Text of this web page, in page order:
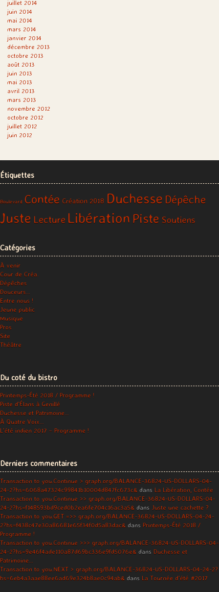
juillet 2014
juin 2014
mai 2014
mars 2014
janvier 2014
décembre 2013
octobre 2013
août 2013
juin 2013
mai 2013
avril 2013
mars 2013
novembre 2012
octobre 2012
juillet 2012
juin 2012
Étiquettes
Boulevard Contée Création 2018 Duchesse Dépêche
Juste Lecture Libération Piste Soutiens
Catégories
À venir
Cour de Créa.
Dépêches
Douceurs…
Entre nous !
Jeune public
Musique
Pros
Site
Théâtre
Du coté du bistro
Printemps-Été 2018 / Programme !
Piste d’Élans à Genillé
Duchesse et Patrimoine…
À Quatre Voix…
L’été indien 2017 – Programme !
Derniers commentaires
Transaction to you.Continue > graph.org/BALANCE-36824-US-DOLLARS-04-
24-2?hs=6068a47324c99841b10004d847fc673c& dans La Libération, Contée
Transaction to you.Continue >> graph.org/BALANCE-36824-US-DOLLARS-04-
24-2?hs=f148593bd9ced0b2ea6fe704c16ac3a5& dans Juste une cachette ?
Transaction to you.GET =>> graph.org/BALANCE-36824-US-DOLLARS-04-24-
2?hs=f438c47e30a86681e65f34f0d5a83dac& dans Printemps-Été 2018 /
Programme !
Transaction to you.Continue >>> graph.org/BALANCE-36824-US-DOLLARS-04-
24-2?hs=9e46f4ade110a87d69bc336e9fd5076e& dans Duchesse et
Patrimoine…
Transaction to you.NEXT > graph.org/BALANCE-36824-US-DOLLARS-04-24-2?
hs=6eb4a3aae88ee6ad69e324b8ae0c94ab& dans La Tournée d’été #2017